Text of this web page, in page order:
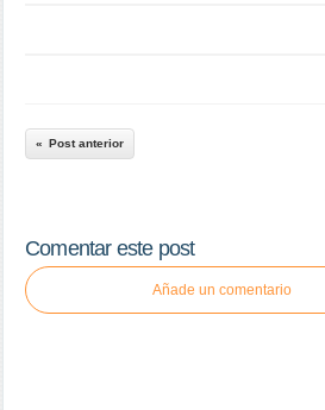
Post anterior
Comentar este post
Añade un comentario